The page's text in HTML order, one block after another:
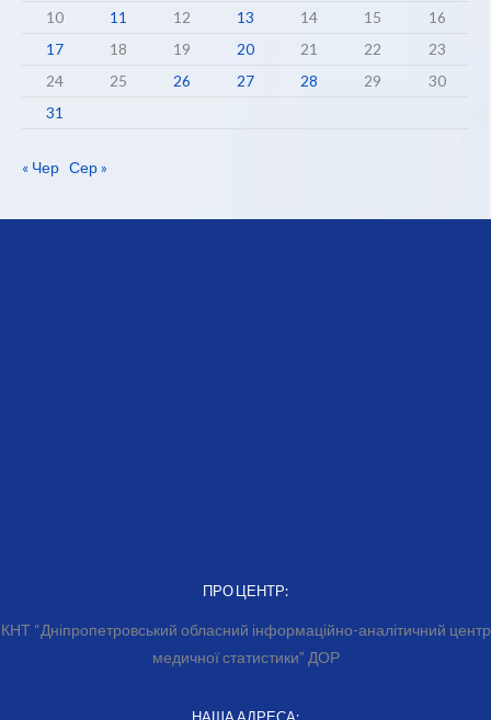
10
11 12 13 14 15
16
17
18 19 20 21 22
23
24
25 26 27 28 29
30
31
« Чер Сер »
ПРО ЦЕНТР:
КНТ “Дніпропетровський обласний інформаційно-аналітичний центр
медичної статистики” ДОР